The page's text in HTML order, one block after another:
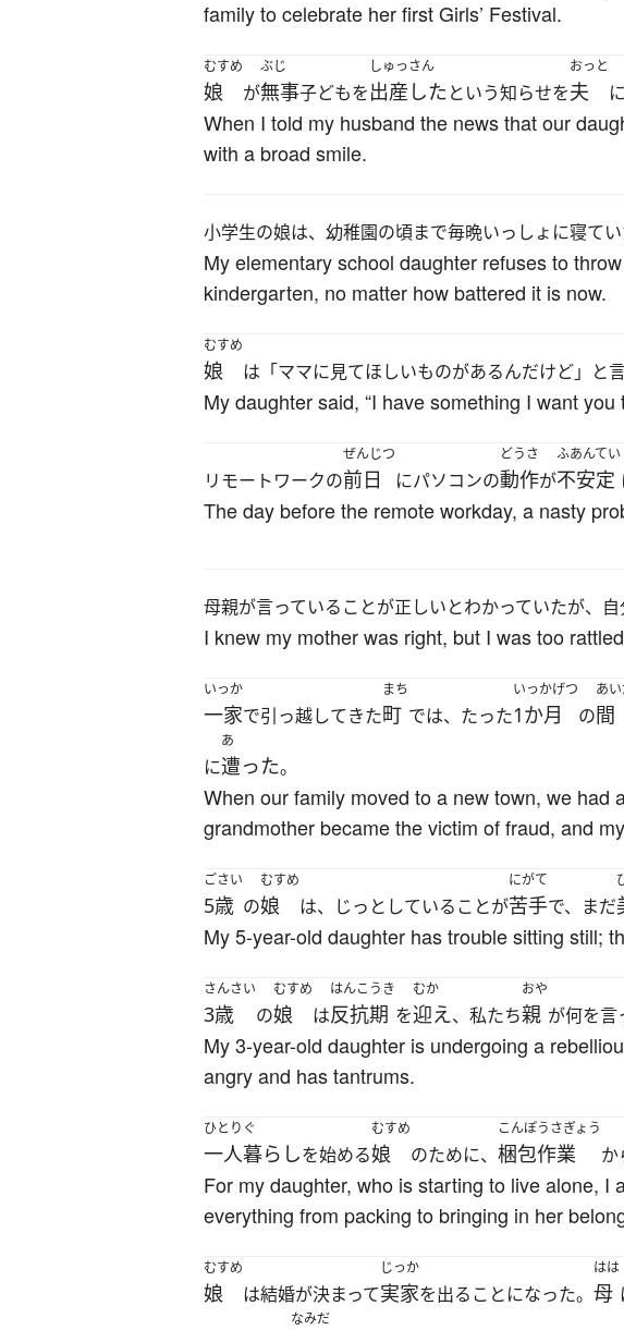
family to celebrate her first Girls’ Festival.
むすめ
娘 が
ぶじ
無事子どもを
しゅっさん
出産したという知らせを
おっと
夫
When I told my husband the news that our
with a broad smile.
小学生の娘は、幼稚園の頃まで毎晩いっしょに寝て
My elementary school daughter refuses to
kindergarten, no matter how battered it is now.
むすめ
娘 は「ママに見てほしいものがあるんだけど」と言
My daughter said, “I have something I want
リモートワークの
ぜんじつ
前日 にパソコンの
どうさ
動作が
ふあんてい
不安定
The day before the remote workday, a nasty
母親が言っていることが正しいとわかっていたが、自
I knew my mother was right, but I was too
いっか
一家で引っ越してきた
まち
町 では、たった
いっかげつ
1か月 の
あ
間
に
あ
遭った。
When our family moved to a new town, we
grandmother became the victim of fraud, and
ごさい
5歳 の
むすめ
娘 は、じっとしていることが
にがて
苦手で、まだ
My 5-year-old daughter has trouble sitting still;
さんさい
3歳 の
むすめ
娘 は
はんこうき
反抗期 を
むか
迎え、私たち
おや
親 が何を言
My 3-year-old daughter is undergoing a
angry and has tantrums.
ひとりぐ
一人暮らしを始める
むすめ
娘 のために、
こんぽうさぎょう
梱包作業 か
For my daughter, who is starting to live alone,
everything from packing to bringing in her
むすめ
娘 は結婚が決まって
じっか
実家を出ることになった。
はは
母
なみだ